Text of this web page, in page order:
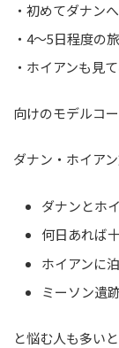
・初めてダナン
・4〜5日程度の
・ホイアンも見
向けのモデルコー
ダナン・ホイア
ダナンとホ
何日あれば
ホイアンに
ミーソン遺
と悩む人も多いと